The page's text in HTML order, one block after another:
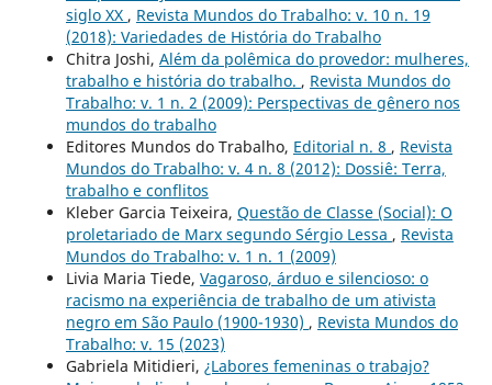
siglo XX , Revista Mundos do Trabalho: v. 10 n. 19
(2018): Variedades de História do Trabalho
Chitra Joshi, Além da polêmica do provedor: mulheres,
trabalho e história do trabalho. , Revista Mundos do
Trabalho: v. 1 n. 2 (2009): Perspectivas de gênero nos
mundos do trabalho
Editores Mundos do Trabalho, Editorial n. 8 , Revista
Mundos do Trabalho: v. 4 n. 8 (2012): Dossiê: Terra,
trabalho e conflitos
Kleber Garcia Teixeira, Questão de Classe (Social): O
proletariado de Marx segundo Sérgio Lessa , Revista
Mundos do Trabalho: v. 1 n. 1 (2009)
Livia Maria Tiede, Vagaroso, árduo e silencioso: o
racismo na experiência de trabalho de um ativista
negro em São Paulo (1900-1930) , Revista Mundos do
Trabalho: v. 15 (2023)
Gabriela Mitidieri, ¿Labores femeninas o trabajo?